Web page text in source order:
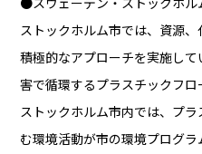
●スウェーデン・ストックホル
ストックホルム市では、資源
積極的なアプローチを実施し
害で循環するプラスチックフロ
ストックホルム市内では、プ
む環境活動が市の環境プログ